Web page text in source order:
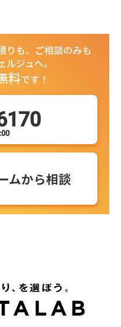
りも、ご相談のみも
ルジュへ。
料です！
ムから相談